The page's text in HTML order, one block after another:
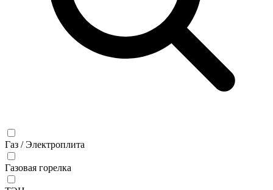
Газ / Электроплита
Газовая горелка